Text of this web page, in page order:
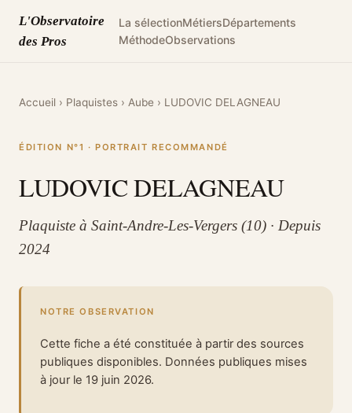
L'Observatoire
des Pros
La sélectionMétiersDépartements
MéthodeObservations
Accueil › Plaquistes › Aube › LUDOVIC DELAGNEAU
ÉDITION N°1 · PORTRAIT RECOMMANDÉ
LUDOVIC DELAGNEAU
Plaquiste à Saint-Andre-Les-Vergers (10) · Depuis
2024
NOTRE OBSERVATION
Cette fiche a été constituée à partir des sources
publiques disponibles. Données publiques mises
à jour le 19 juin 2026.